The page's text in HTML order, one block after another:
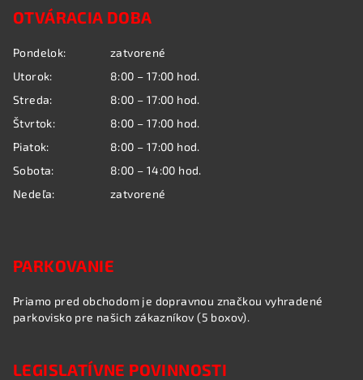
i
e
r
v
k
u
OTVÁRACIA DOBA
Pondelok:
zatvorené
Utorok:
8:00 – 17:00 hod.
Streda:
8:00 – 17:00 hod.
Štvrtok:
8:00 – 17:00 hod.
Piatok:
8:00 – 17:00 hod.
Sobota:
8:00 – 14:00 hod.
Nedeľa:
zatvorené
PARKOVANIE
Priamo pred obchodom je dopravnou značkou vyhradené
parkovisko pre našich zákazníkov (5 boxov).
LEGISLATÍVNE POVINNOSTI